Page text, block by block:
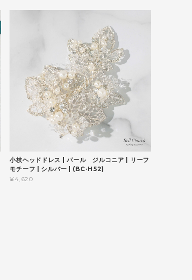
小枝ヘッドドレス | パール ジルコニア | リーフ
モチーフ | シルバー | (BC-H52)
¥4,620